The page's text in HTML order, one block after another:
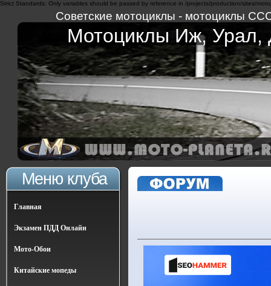
Strict Standards: Only variables should be passed by reference in /projects/production/sites/
Советские мотоциклы - мотоциклы
Мотоциклы Иж, Урал,
Меню клуба
Главная
Экзамен ПДД Онлайн
Мото-Обои
Китайские мопеды